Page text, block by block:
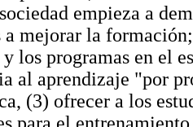
empieza a
a mejorar la
los programas en el
al aprendizaje "por
(3) ofrecer a los